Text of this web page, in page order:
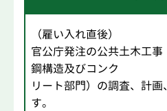
（雇い入れ直後）
官公庁発注の公共土木工事
鋼構造及びコンク
リート部門）の調査、計
す。